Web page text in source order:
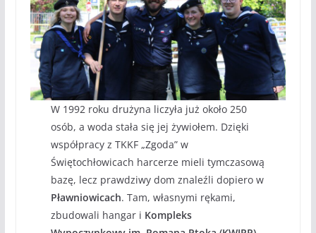
W 1992 roku drużyna liczyła już około 250
osób, a woda stała się jej żywiołem. Dzięki
współpracy z TKKF „Zgoda” w
Świętochłowicach harcerze mieli tymczasową
bazę, lecz prawdziwy dom znaleźli dopiero w
Pławniowicach. Tam, własnymi rękami,
zbudowali hangar i Kompleks